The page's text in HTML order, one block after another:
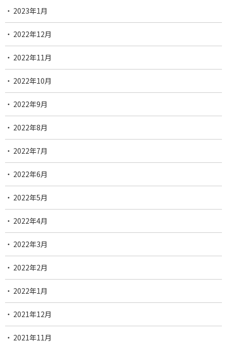
2023年1月
2022年12月
2022年11月
2022年10月
2022年9月
2022年8月
2022年7月
2022年6月
2022年5月
2022年4月
2022年3月
2022年2月
2022年1月
2021年12月
2021年11月